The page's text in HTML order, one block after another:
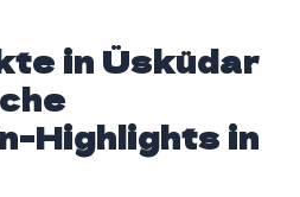
in Üsküdar
Highlights in